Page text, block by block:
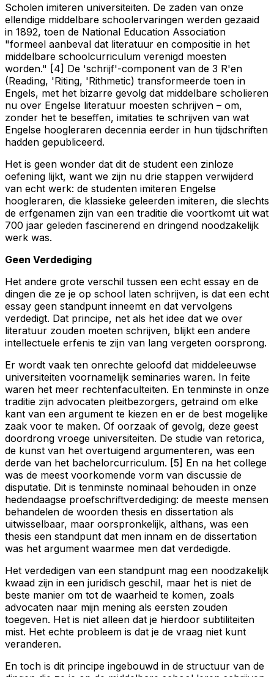
Scholen imiteren universiteiten. De zaden van onze
ellendige middelbare schoolervaringen werden gezaaid
in 1892, toen de National Education Association
"formeel aanbeval dat literatuur en compositie in het
middelbare schoolcurriculum verenigd moesten
worden." [4] De 'schrijf'-component van de 3 R'en
(Reading, 'Riting, 'Rithmetic) transformeerde toen in
Engels, met het bizarre gevolg dat middelbare scholieren
nu over Engelse literatuur moesten schrijven – om,
zonder het te beseffen, imitaties te schrijven van wat
Engelse hoogleraren decennia eerder in hun tijdschriften
hadden gepubliceerd.
Het is geen wonder dat dit de student een zinloze
oefening lijkt, want we zijn nu drie stappen verwijderd
van echt werk: de studenten imiteren Engelse
hoogleraren, die klassieke geleerden imiteren, die slechts
de erfgenamen zijn van een traditie die voortkomt uit wat
700 jaar geleden fascinerend en dringend noodzakelijk
werk was.
Geen Verdediging
Het andere grote verschil tussen een echt essay en de
dingen die ze je op school laten schrijven, is dat een echt
essay geen standpunt inneemt en dat vervolgens
verdedigt. Dat principe, net als het idee dat we over
literatuur zouden moeten schrijven, blijkt een andere
intellectuele erfenis te zijn van lang vergeten oorsprong.
Er wordt vaak ten onrechte geloofd dat middeleeuwse
universiteiten voornamelijk seminaries waren. In feite
waren het meer rechtenfaculteiten. En tenminste in onze
traditie zijn advocaten pleitbezorgers, getraind om elke
kant van een argument te kiezen en er de best mogelijke
zaak voor te maken. Of oorzaak of gevolg, deze geest
doordrong vroege universiteiten. De studie van retorica,
de kunst van het overtuigend argumenteren, was een
derde van het bachelorcurriculum. [5] En na het college
was de meest voorkomende vorm van discussie de
disputatie. Dit is tenminste nominaal behouden in onze
hedendaagse proefschriftverdediging: de meeste mensen
behandelen de woorden thesis en dissertation als
uitwisselbaar, maar oorspronkelijk, althans, was een
thesis een standpunt dat men innam en de dissertation
was het argument waarmee men dat verdedigde.
Het verdedigen van een standpunt mag een noodzakelijk
kwaad zijn in een juridisch geschil, maar het is niet de
beste manier om tot de waarheid te komen, zoals
advocaten naar mijn mening als eersten zouden
toegeven. Het is niet alleen dat je hierdoor subtiliteiten
mist. Het echte probleem is dat je de vraag niet kunt
veranderen.
En toch is dit principe ingebouwd in de structuur van de